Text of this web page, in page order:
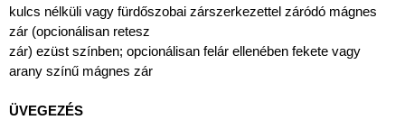
kulcs nélküli vagy fürdőszobai zárszerkezettel záródó mágnes
zár (opcionálisan retesz
zár) ezüst színben; opcionálisan felár ellenében fekete vagy
arany színű mágnes zár
ÜVEGEZÉS